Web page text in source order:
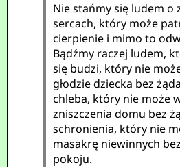
Nie stańmy się ludem o
sercach, który może
cierpienie i mimo to
Bądźmy raczej ludem,
się budzi, który nie
głodzie dziecka bez
chleba, który nie może
zniszczenia domu bez
schronienia, który nie
masakrę niewinnych
pokoju.